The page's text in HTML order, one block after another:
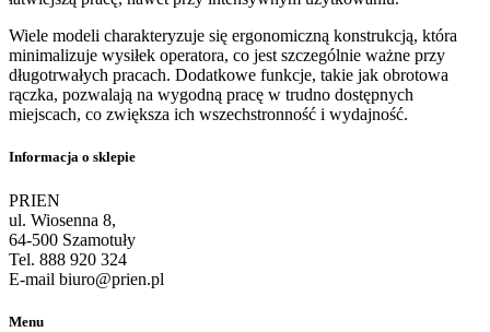
Wiele modeli charakteryzuje się ergonomiczną konstrukcją, która
minimalizuje wysiłek operatora, co jest szczególnie ważne przy
długotrwałych pracach. Dodatkowe funkcje, takie jak obrotowa
rączka, pozwalają na wygodną pracę w trudno dostępnych
miejscach, co zwiększa ich wszechstronność i wydajność.
Informacja o sklepie
PRIEN
ul. Wiosenna 8,
64-500 Szamotuły
Tel. 888 920 324
E-mail biuro@prien.pl
Menu